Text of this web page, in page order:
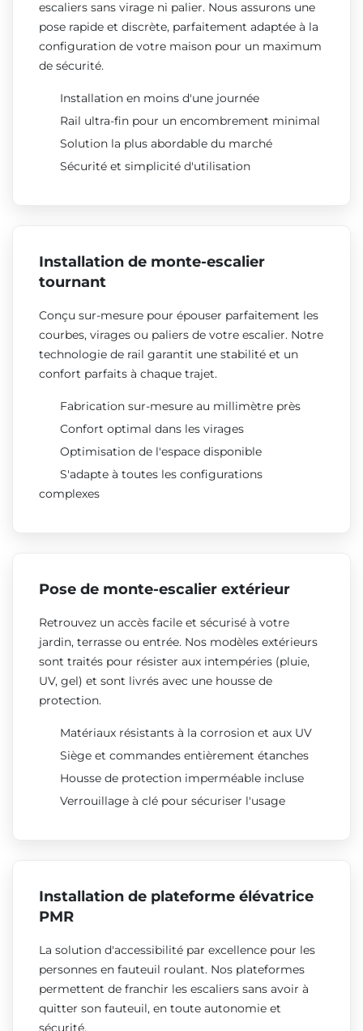
escaliers sans virage ni palier. Nous assurons une
pose rapide et discrète, parfaitement adaptée à la
configuration de votre maison pour un maximum
de sécurité.
Installation en moins d'une journée
Rail ultra-fin pour un encombrement minimal
Solution la plus abordable du marché
Sécurité et simplicité d'utilisation
Installation de monte-escalier
tournant
Conçu sur-mesure pour épouser parfaitement les
courbes, virages ou paliers de votre escalier. Notre
technologie de rail garantit une stabilité et un
confort parfaits à chaque trajet.
Fabrication sur-mesure au millimètre près
Confort optimal dans les virages
Optimisation de l'espace disponible
S'adapte à toutes les configurations
complexes
Pose de monte-escalier extérieur
Retrouvez un accès facile et sécurisé à votre
jardin, terrasse ou entrée. Nos modèles extérieurs
sont traités pour résister aux intempéries (pluie,
UV, gel) et sont livrés avec une housse de
protection.
Matériaux résistants à la corrosion et aux UV
Siège et commandes entièrement étanches
Housse de protection imperméable incluse
Verrouillage à clé pour sécuriser l'usage
Installation de plateforme élévatrice
PMR
La solution d'accessibilité par excellence pour les
personnes en fauteuil roulant. Nos plateformes
permettent de franchir les escaliers sans avoir à
quitter son fauteuil, en toute autonomie et
sécurité.